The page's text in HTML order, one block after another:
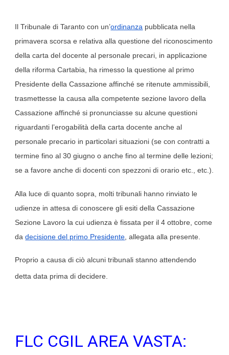
Il Tribunale di Taranto con un’ordinanza pubblicata nella
primavera scorsa e relativa alla questione del riconoscimento
della carta del docente al personale precari, in applicazione
della riforma Cartabia, ha rimesso la questione al primo
Presidente della Cassazione affinché se ritenute ammissibili,
trasmettesse la causa alla competente sezione lavoro della
Cassazione affinché si pronunciasse su alcune questioni
riguardanti l’erogabilità della carta docente anche al
personale precario in particolari situazioni (se con contratti a
termine fino al 30 giugno o anche fino al termine delle lezioni;
se a favore anche di docenti con spezzoni di orario etc., etc.).
Alla luce di quanto sopra, molti tribunali hanno rinviato le
udienze in attesa di conoscere gli esiti della Cassazione
Sezione Lavoro la cui udienza è fissata per il 4 ottobre, come
dadecisione del primo Presidente , allegata alla presente.
Proprio a causa di ciò alcuni tribunali stanno attendendo
detta data prima di decidere.
FLC CGIL AREA VASTA: